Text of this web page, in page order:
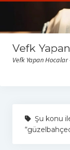
Vefk
Vefk Yapan Hocalar
burayaŞu konu